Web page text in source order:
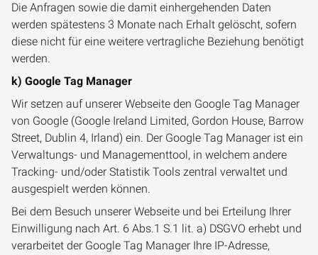
Die Anfragen sowie die damit einhergehenden Daten
werden spätestens 3 Monate nach Erhalt gelöscht, sofern
diese nicht für eine weitere vertragliche Beziehung benötigt
werden.
k) Google Tag Manager
Wir setzen auf unserer Webseite den Google Tag Manager
von Google (Google Ireland Limited, Gordon House, Barrow
Street, Dublin 4, Irland) ein. Der Google Tag Manager ist ein
Verwaltungs- und Managementtool, in welchem andere
Tracking- und/oder Statistik Tools zentral verwaltet und
ausgespielt werden können.
Bei dem Besuch unserer Webseite und bei Erteilung Ihrer
Einwilligung nach Art. 6 Abs.1 S.1 lit. a) DSGVO erhebt und
verarbeitet der Google Tag Manager Ihre IP-Adresse,